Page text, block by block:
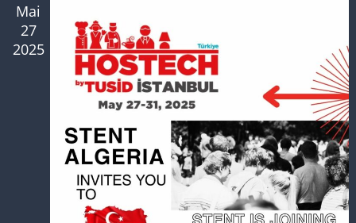
vues
Mai
27
2025